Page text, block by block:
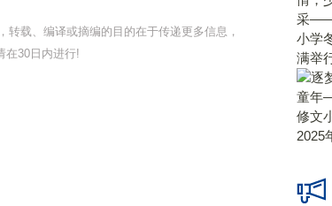
载、编译或摘编的目的在于传递更多信息，
在30日内进行!